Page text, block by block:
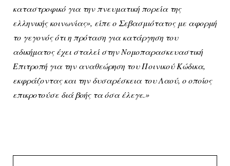
καταστροφικό για την πνευματική πορεία της
ελληνικής κοινωνίας», είπε ο Σεβασμιότατος με αφορμή
το γεγονός ότι η πρόταση για κατάργηση του
αδικήματος έχει σταλεί στην Νομοπαρασκευαστική
Επιτροπή για την αναθεώρηση του Ποινικού Κώδικα,
εκφράζοντας και την δυσαρέσκεια του Λαού, ο οποίος
επικροτούσε διά βοής τα όσα έλεγε.»